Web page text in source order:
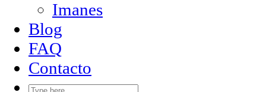
Imanes
Blog
FAQ
Contacto